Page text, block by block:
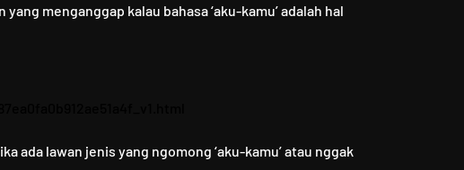
menganggap kalau bahasa ‘aku-kamu’ adalah hal
ada lawan jenis yang ngomong ‘aku-kamu’ atau nggak